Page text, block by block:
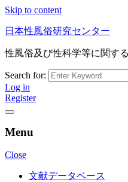
Skip to content
日本性風俗研究センター
性風俗及び性科学等に関す
Search for:
Log in
Register
Menu
Close
文献データベース